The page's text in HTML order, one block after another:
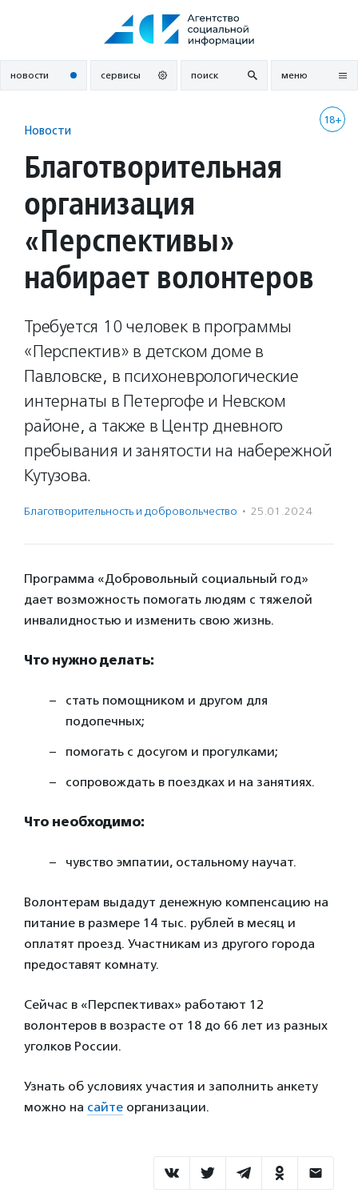
новости сервисы поиск меню
18+
Новости
Благотворительная
организация
«Перспективы»
набирает волонтеров
Требуется 10 человек в программы
«Перспектив» в детском доме в
Павловске, в психоневрологические
интернаты в Петергофе и Невском
районе, а также в Центр дневного
пребывания и занятости на набережной
Кутузова.
Благотвори­тель­ность и доброволь­чест­во · 25.01.2024
Программа «Добровольный социальный год»
дает возможность помогать людям с тяжелой
инвалидностью и изменить свою жизнь.
Что нужно делать:
стать помощником и другом для
подопечных;
помогать с досугом и прогулками;
сопровождать в поездках и на занятиях.
Что необходимо:
чувство эмпатии, остальному научат.
Волонтерам выдадут денежную компенсацию на
питание в размере 14 тыс. рублей в месяц и
оплатят проезд. Участникам из другого города
предоставят комнату.
Сейчас в «Перспективах» работают 12
волонтеров в возрасте от 18 до 66 лет из разных
уголков России.
Узнать об условиях участия и заполнить анкету
можно на сайте организации.